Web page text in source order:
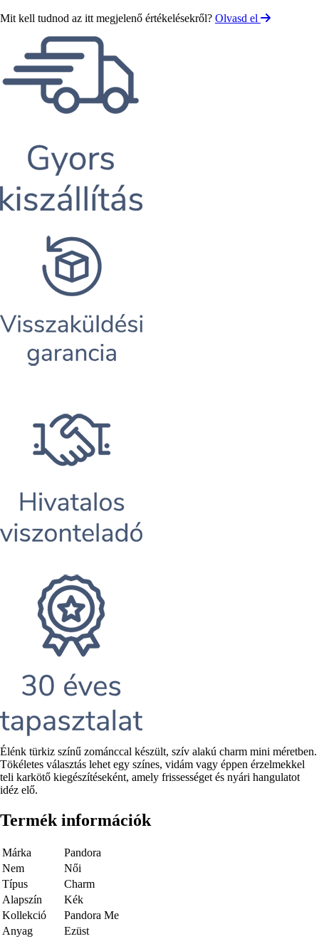
Mit kell tudnod az itt megjelenő értékelésekről? Olvasd el
Rövid
leírás
Élénk türkiz színű zománccal készült, szív alakú charm mini méretben.
Tökéletes választás lehet egy színes, vidám vagy éppen érzelmekkel
teli karkötő kiegészítéseként, amely frissességet és nyári hangulatot
idéz elő.
Termék információk
Márka
Pandora
Nem
Női
Típus
Charm
Alapszín
Kék
Kollekció
Pandora Me
Anyag
Ezüst